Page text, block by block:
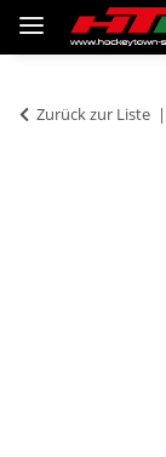
Zurück zur Liste